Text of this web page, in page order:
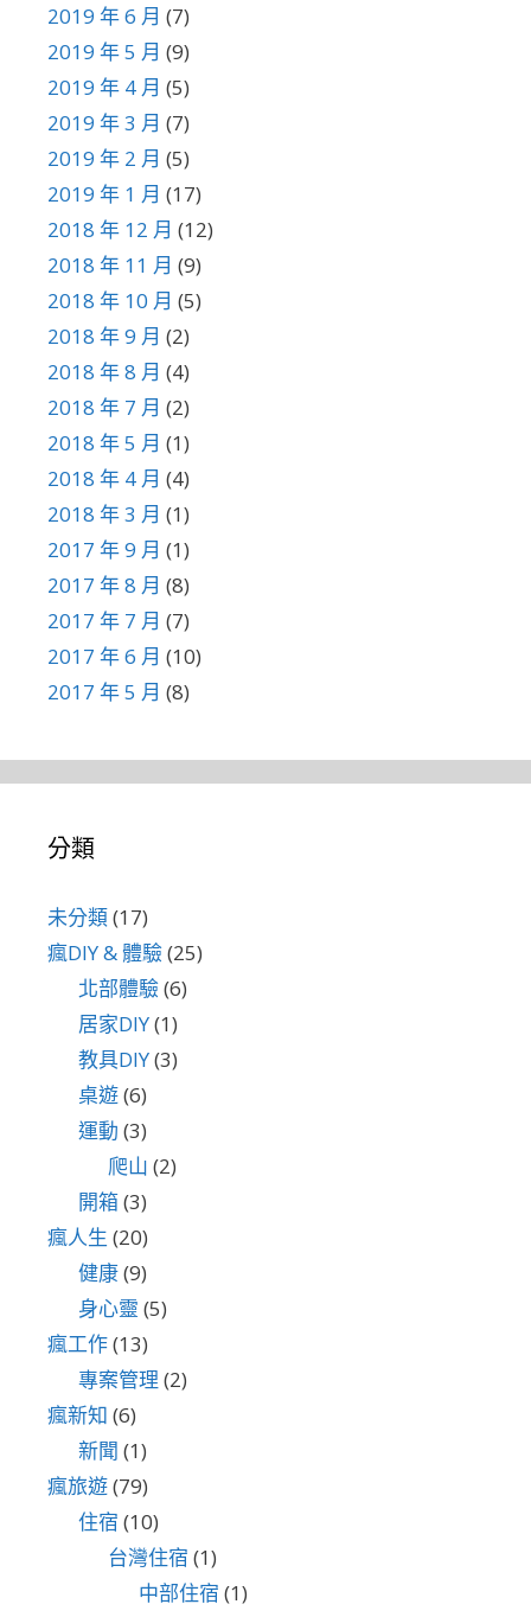
2019 年 6 月 (7)
2019 年 5 月 (9)
2019 年 4 月 (5)
2019 年 3 月 (7)
2019 年 2 月 (5)
2019 年 1 月 (17)
2018 年 12 月 (12)
2018 年 11 月 (9)
2018 年 10 月 (5)
2018 年 9 月 (2)
2018 年 8 月 (4)
2018 年 7 月 (2)
2018 年 5 月 (1)
2018 年 4 月 (4)
2018 年 3 月 (1)
2017 年 9 月 (1)
2017 年 8 月 (8)
2017 年 7 月 (7)
2017 年 6 月 (10)
2017 年 5 月 (8)
分類
未分類(17)
瘋DIY & 體驗(25)
北部體驗(6)
居家DIY(1)
教具DIY(3)
桌遊(6)
運動 (3)
爬山 (2)
開箱(3)
瘋人生 (20)
健康(9)
身心靈 (5)
瘋工作(13)
專案管理 (2)
瘋新知 (6)
新聞 (1)
瘋旅遊(79)
住宿 (10)
台灣住宿 (1)
中部住宿 (1)